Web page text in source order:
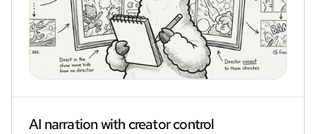
AI narration with creator control